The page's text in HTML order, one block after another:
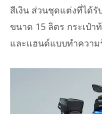
สีเงิน ส่วนชุดแต่งที่ได้
ขนาด 15 ลิตร กระเป๋า
และแฮนด์แบบทำควา